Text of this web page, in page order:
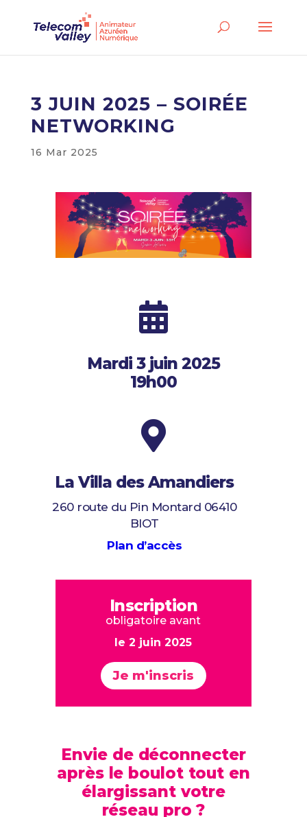
3 JUIN 2025 – SOIRÉE
NETWORKING
16 Mar 2025

Mardi 3 juin 2025
19h00

La Villa des Amandiers
260 route du Pin Montard 06410
BIOT
Plan d’accès
Inscription
obligatoire avant
le 2 juin 2025
Je m'inscris
Envie de déconnecter
après le boulot tout en
élargissant votre
réseau pro ?